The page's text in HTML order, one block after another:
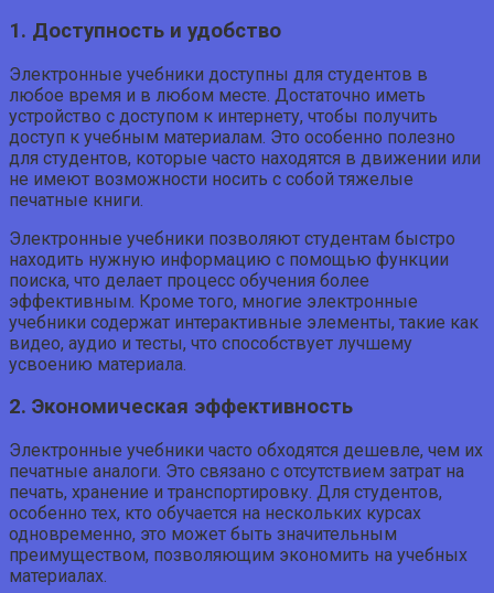
1. Доступность и удобство
Электронные учебники доступны для студентов в
любое время и в любом месте. Достаточно иметь
устройство с доступом к интернету, чтобы получить
доступ к учебным материалам. Это особенно полезно
для студентов, которые часто находятся в движении или
не имеют возможности носить с собой тяжелые
печатные книги.
Электронные учебники позволяют студентам быстро
находить нужную информацию с помощью функции
поиска, что делает процесс обучения более
эффективным. Кроме того, многие электронные
учебники содержат интерактивные элементы, такие как
видео, аудио и тесты, что способствует лучшему
усвоению материала.
2. Экономическая эффективность
Электронные учебники часто обходятся дешевле, чем их
печатные аналоги. Это связано с отсутствием затрат на
печать, хранение и транспортировку. Для студентов,
особенно тех, кто обучается на нескольких курсах
одновременно, это может быть значительным
преимуществом, позволяющим экономить на учебных
материалах.